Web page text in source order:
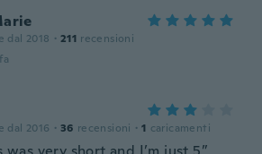
dal 2018 · 211 recensioni
dal 2016 · 36 recensioni · 1 caricamenti